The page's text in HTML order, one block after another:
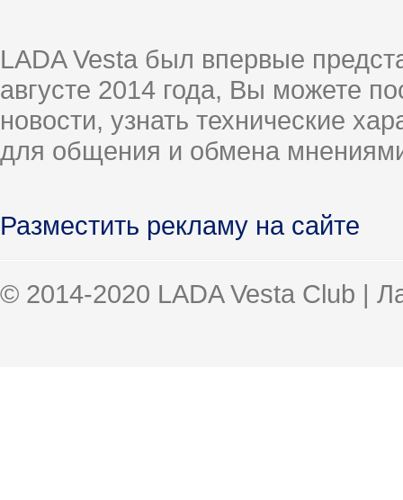
LADA Vesta был впервые
августе 2014 года, Вы можете
новости, узнать технические
для общения и обмена
Разместить рекламу на сайте
© 2014-2020 LADA Vesta Club |